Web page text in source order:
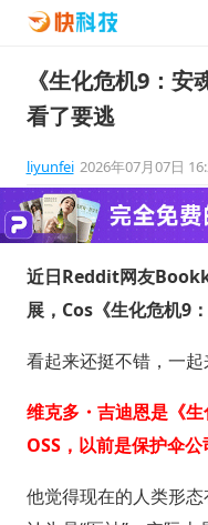
《生化危机9：
看了要逃
liyunfei 2026年07月07日
近日Reddit网友
展，Cos《生化危机9
看起来还挺不错，一起
维克多・吉迪恩‌是《
OSS，以前是保护伞公
他觉得现在的人类形